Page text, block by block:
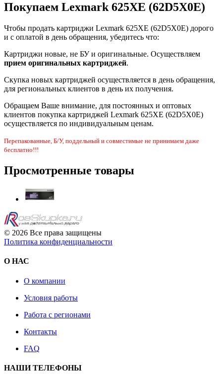
Покупаем Lexmark 625XE (62D5X0E)
Чтобы продать картриджи Lexmark 625XE (62D5X0E) дорого
и с оплатой в день обращения, убедитесь что:
Картриджи новые, не БУ и оригинальные. Осуществляем
прием оригинальных картриджей.
Скупка новых картриджей осуществляется в день обращения,
для региональных клиентов в день их получения.
Обращаем Ваше внимание, для постоянных и оптовых
клиентов покупка картриджей Lexmark 625XE (62D5X0E)
осуществляется по индивидуальным ценам.
Перепакованные, Б/У, поддельный и совместимые не принимаем даже
бесплатно!!!
Просмотренные товары
© 2026 Все права защищены
Политика конфиденциальности
О НАС
О компании
Условия работы
Работа с регионами
Контакты
FAQ
НАШИ ТЕЛЕФОНЫ